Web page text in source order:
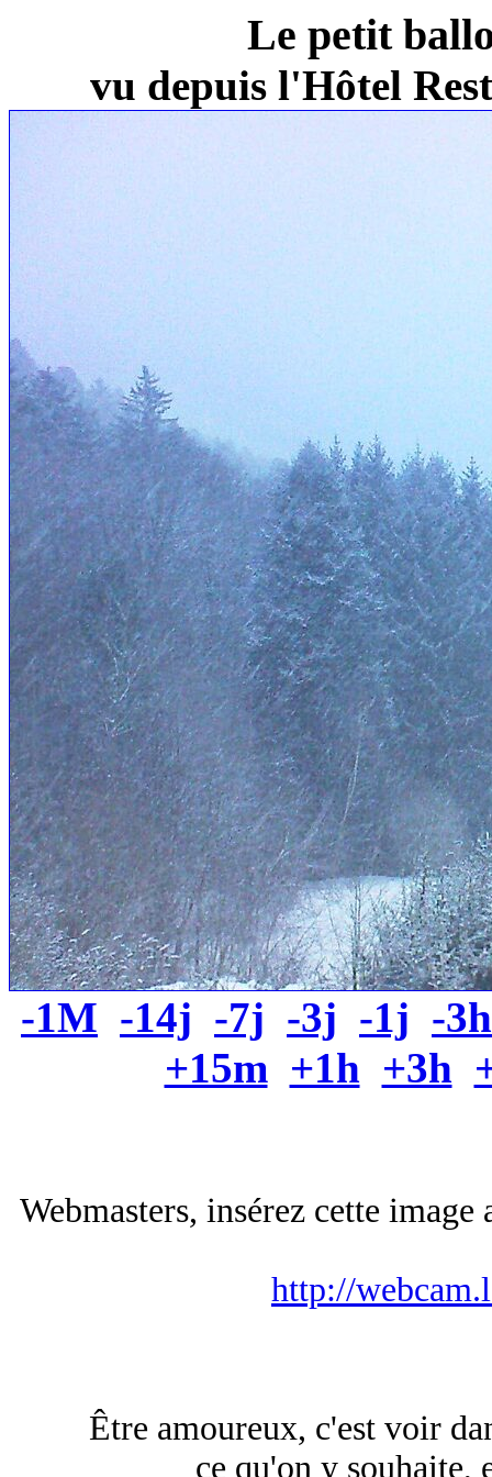
Le petit
vu depuis l'Hôtel
-1M -14j -7j -3j -1j -3h
+15m +1h +3h
Webmasters, insérez cette
http://
Être amoureux, c'est voir
ce qu'on y souhaite,